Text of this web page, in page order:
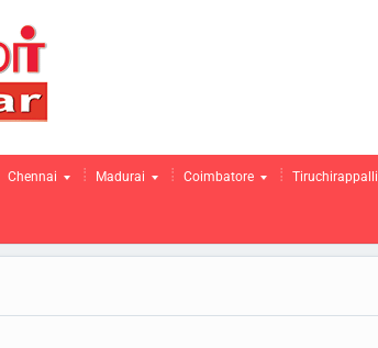
Chennai Madurai Coimbatore Tiruchirappalli